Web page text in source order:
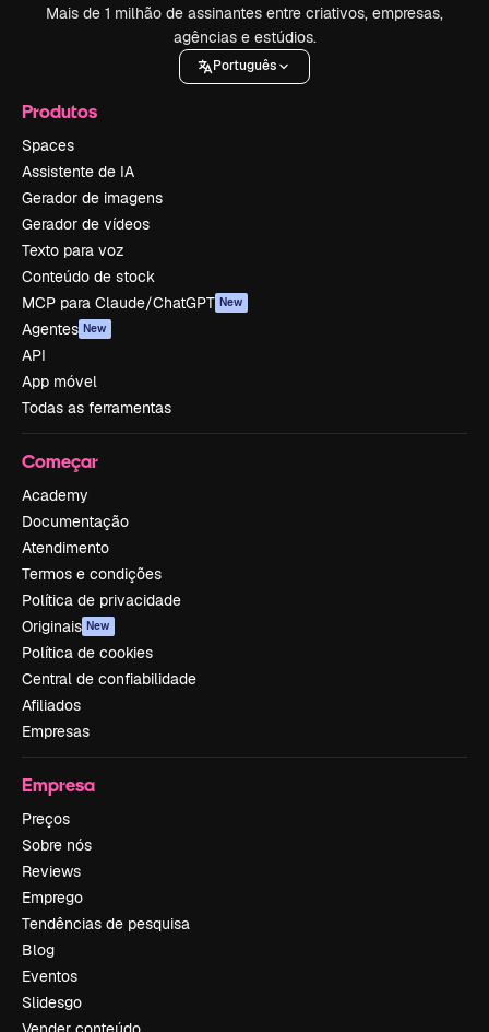
Mais de 1 milhão de assinantes entre criativos, empresas,
agências e estúdios.
Português
Produtos
Spaces
Assistente de IA
Gerador de imagens
Gerador de vídeos
Texto para voz
Conteúdo de stock
MCP para Claude/ChatGPT New
Agentes New
API
App móvel
Todas as ferramentas
Começar
Academy
Documentação
Atendimento
Termos e condições
Política de privacidade
Originais New
Política de cookies
Central de confiabilidade
Afiliados
Empresas
Empresa
Preços
Sobre nós
Reviews
Emprego
Tendências de pesquisa
Blog
Eventos
Slidesgo